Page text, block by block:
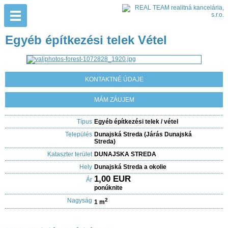
Egyéb építkezési telek Vétel
KONTAKTNÉ ÚDAJE
MÁM ZÁUJEM
Típus Egyéb építkezési telek / vétel
Település Dunajská Streda (Járás Dunajská
Streda)
Kataszter terület DUNAJSKA STREDA
Hely Dunajská Streda a okolie
Ár 1,00 EUR
ponúknite
Nagyság 1 m2